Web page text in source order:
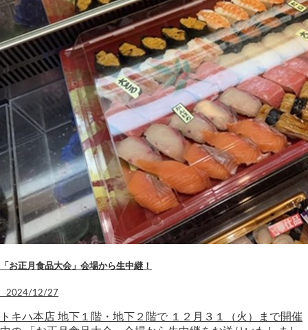
「お正月食品大会」会場から生中継！
2024/12/27
トキハ本店 地下１階・地下２階で １２月３１（火）まで開催